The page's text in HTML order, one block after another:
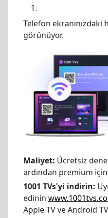
Telefon ekranınızdaki
görünüyor.
Maliyet: Ücretsiz
ardından premium için
1001 TVs'yi indirin:
edinin
Apple TV ve Android